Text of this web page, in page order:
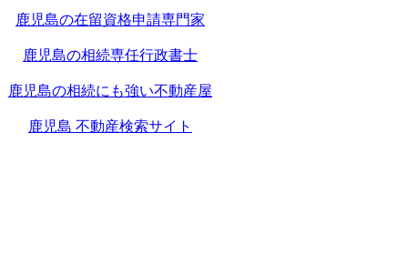
鹿児島の在留資格申請専門家
鹿児島の相続専任行政書士
鹿児島の相続にも強い不動産屋
鹿児島 不動産検索サイト